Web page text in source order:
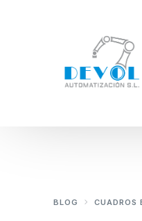
BLOG CUADROS